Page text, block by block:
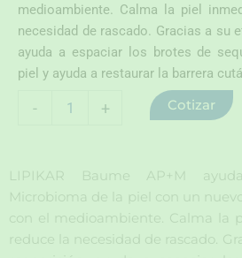
medioambiente. Calma la piel
necesidad de rascado. Gracias a su
ayuda a espaciar los brotes de
piel y ayuda a restaurar la barrera
-
cantidad
+ Cotizar
LIPIKAR Baume AP+M
Microbioma de la piel con un
con el medioambiente. Calma la
reduce la necesidad de rascado.